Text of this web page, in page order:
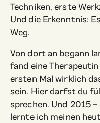
Techniken, erste
Und die Erkenntnis:
Weg.
Von dort an begann
fand eine
ersten Mal wirklich
sein. Hier darfst du
sprechen. Und 2015
lernte ich meinen